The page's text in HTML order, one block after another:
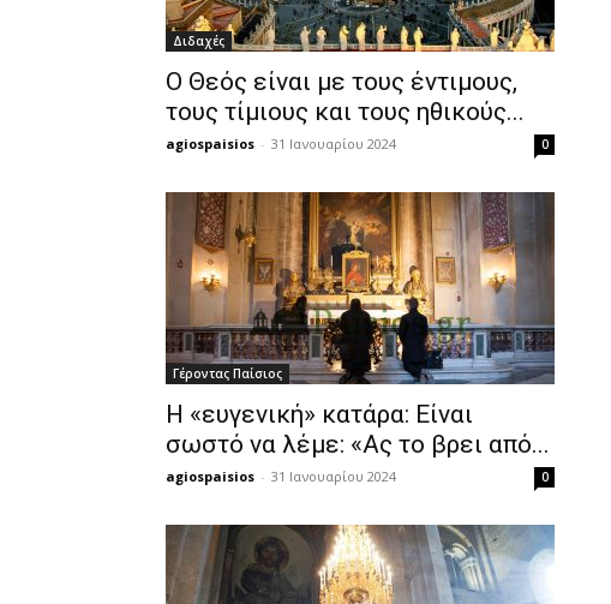
Διδαχές
Ο Θεός είναι με τους έντιμους,
τους τίμιους και τους ηθικούς...
agiospaisios - 31 Ιανουαρίου 2024 0
Γέροντας Παίσιος
Η «ευγενική» κατάρα: Είναι
σωστό να λέμε: «Ας το βρει από...
agiospaisios - 31 Ιανουαρίου 2024 0